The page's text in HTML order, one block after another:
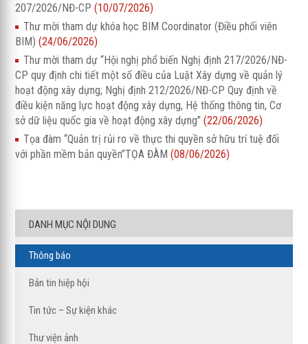
207/2026/NĐ-CP(10/07/2026)
Thư mời tham dự khóa học BIM Coordinator (Điều phối viên
BIM)(24/06/2026)
Thư mời tham dự “Hội nghị phổ biến Nghị định 217/2026/NĐ-
CP quy định chi tiết một số điều của Luật Xây dựng về quản lý
hoạt động xây dựng; Nghị định 212/2026/NĐ-CP Quy định về
điều kiện năng lực hoạt động xây dựng, Hệ thống thông tin, Cơ
sở dữ liệu quốc gia về hoạt động xây dựng”(22/06/2026)
Tọa đàm “Quản trị rủi ro về thực thi quyền sở hữu trí tuệ đối
với phần mềm bản quyền”TỌA ĐÀM(08/06/2026)
DANH MỤC NỘI DUNG
Thông báo
Bản tin hiệp hội
Tin tức – Sự kiện khác
Thư viện ảnh